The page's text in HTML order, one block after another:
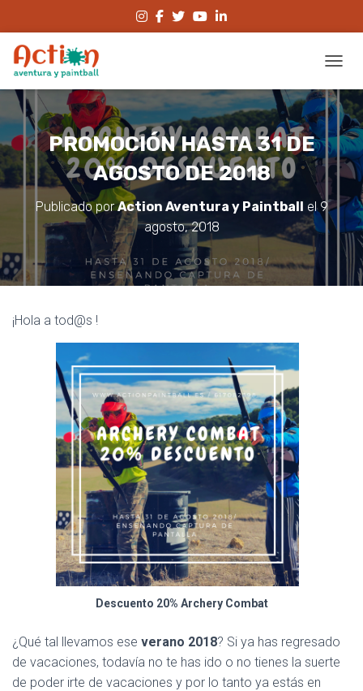
PROMOCIÓN HASTA 31 DE
AGOSTO DE 2018
Publicado porAction Aventura y Paintball el 9
agosto, 2018
¡Hola a tod@s !
Descuento 20% Archery Combat
¿Qué tal llevamos ese verano 2018? Si ya has regresado
de vacaciones, todavía no te has ido o no tienes la suerte
de poder irte de vacaciones y por lo tanto ya estás en